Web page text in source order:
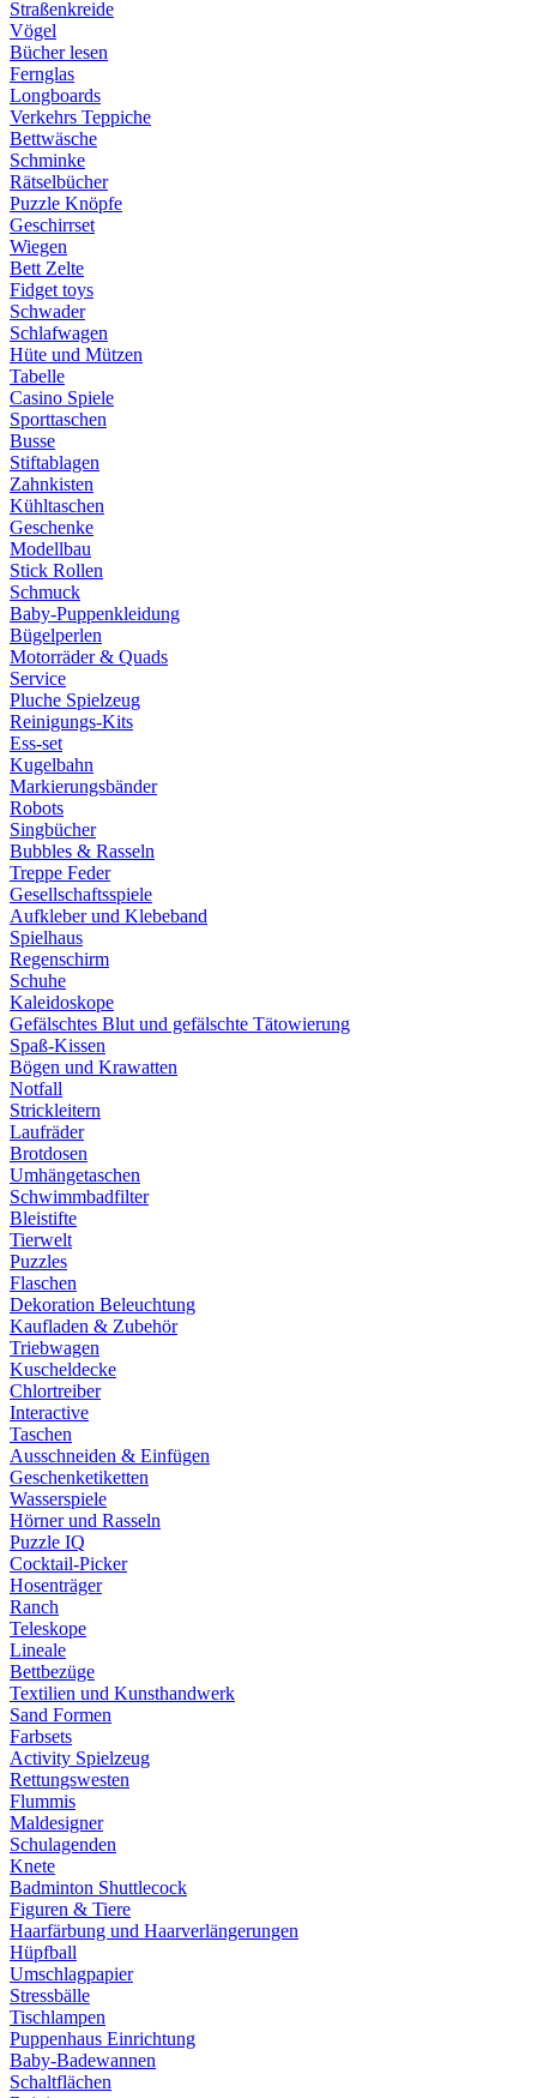
Straßenkreide
Vögel
Bücher lesen
Fernglas
Longboards
Verkehrs Teppiche
Bettwäsche
Schminke
Rätselbücher
Puzzle Knöpfe
Geschirrset
Wiegen
Bett Zelte
Fidget toys
Schwader
Schlafwagen
Hüte und Mützen
Tabelle
Casino Spiele
Sporttaschen
Busse
Stiftablagen
Zahnkisten
Kühltaschen
Geschenke
Modellbau
Stick Rollen
Schmuck
Baby-Puppenkleidung
Bügelperlen
Motorräder & Quads
Service
Pluche Spielzeug
Reinigungs-Kits
Ess-set
Kugelbahn
Markierungsbänder
Robots
Singbücher
Bubbles & Rasseln
Treppe Feder
Gesellschaftsspiele
Aufkleber und Klebeband
Spielhaus
Regenschirm
Schuhe
Kaleidoskope
Gefälschtes Blut und gefälschte Tätowierung
Spaß-Kissen
Bögen und Krawatten
Notfall
Strickleitern
Laufräder
Brotdosen
Umhängetaschen
Schwimmbadfilter
Bleistifte
Tierwelt
Puzzles
Flaschen
Dekoration Beleuchtung
Kaufladen & Zubehör
Triebwagen
Kuscheldecke
Chlortreiber
Interactive
Taschen
Ausschneiden & Einfügen
Geschenketiketten
Wasserspiele
Hörner und Rasseln
Puzzle IQ
Cocktail-Picker
Hosenträger
Ranch
Teleskope
Lineale
Bettbezüge
Textilien und Kunsthandwerk
Sand Formen
Farbsets
Activity Spielzeug
Rettungswesten
Flummis
Maldesigner
Schulagenden
Knete
Badminton Shuttlecock
Figuren & Tiere
Haarfärbung und Haarverlängerungen
Hüpfball
Umschlagpapier
Stressbälle
Tischlampen
Puppenhaus Einrichtung
Baby-Badewannen
Schaltflächen